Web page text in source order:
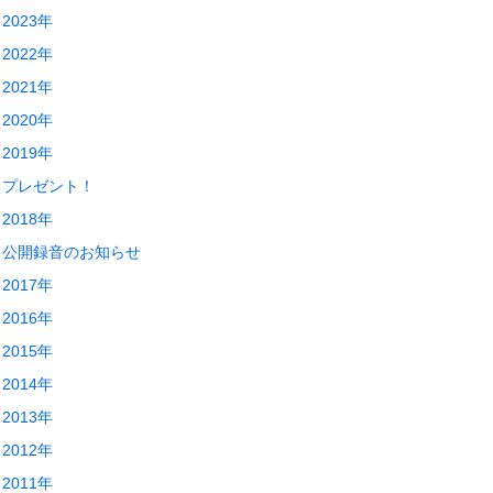
2023年
2022年
2021年
2020年
2019年
プレゼント！
2018年
公開録音のお知らせ
2017年
2016年
2015年
2014年
2013年
2012年
2011年